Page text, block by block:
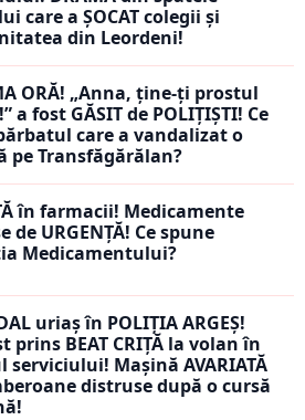
care a ȘOCAT colegii și
din Leordeni!
ORĂ! „Anna, ţine-ţi prostul
a fost GĂSIT de POLIȚIȘTI! Ce
care a vandalizat o
pe Transfăgărălan?
în farmacii! Medicamente
de URGENȚĂ! Ce spune
Medicamentului?
uriaș în POLIȚIA ARGEȘ!
prins BEAT CRIȚĂ la volan în
serviciului! Mașină AVARIATĂ
distruse după o cursă